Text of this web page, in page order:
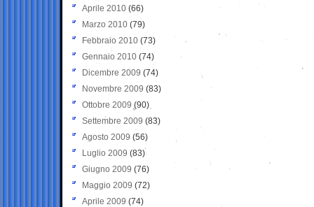
Aprile 2010 (66)
Marzo 2010 (79)
Febbraio 2010 (73)
Gennaio 2010 (74)
Dicembre 2009 (74)
Novembre 2009 (83)
Ottobre 2009 (90)
Settembre 2009 (83)
Agosto 2009 (56)
Luglio 2009 (83)
Giugno 2009 (76)
Maggio 2009 (72)
Aprile 2009 (74)